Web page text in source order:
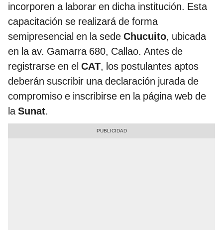
incorporen a laborar en dicha institución. Esta
capacitación se realizará de forma
semipresencial en la sede Chucuito, ubicada
en la av. Gamarra 680, Callao. Antes de
registrarse en el CAT, los postulantes aptos
deberán suscribir una declaración jurada de
compromiso e inscribirse en la página web de
laSunat.